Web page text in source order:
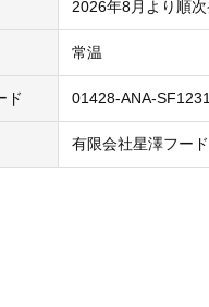
2026年8月より順
常温
ド 01428-ANA-
有限会社星澤フー